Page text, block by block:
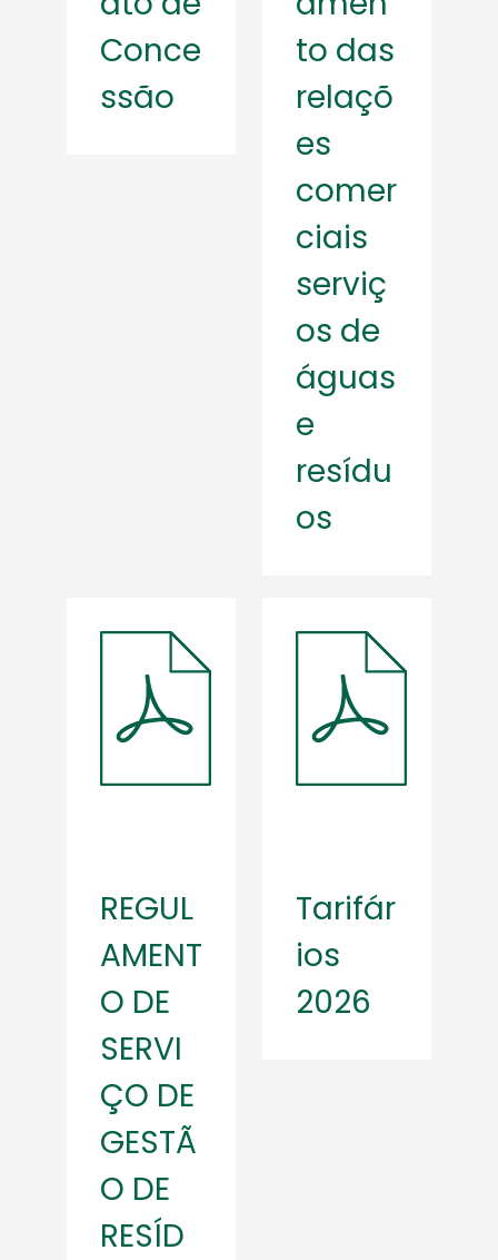
Conce
ssão
to das
relaçõ
es
comer
ciais
serviç
os de
águas
e
resídu
os
REGUL
AMENT
O DE
SERVI
ÇO DE
GESTÃ
O DE
RESÍD
Tarifár
ios
2026